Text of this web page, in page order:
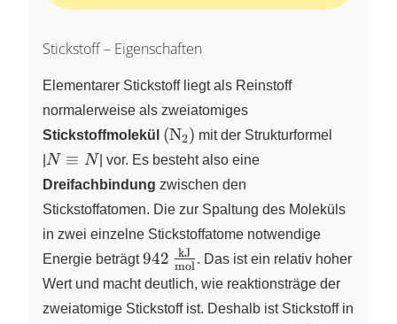
Stickstoff – Eigenschaften
Elementarer Stickstoff liegt als Reinstoff
normalerweise als zweiatomiges
Stickstoffmolekül \left(
\ce{N2}
(NX
2) mit der Strukturformel
N \equiv N
N ≡ N vor. Es besteht also eine
Dreifachbindung zwischen den
Stickstoffatomen. Die zur Spaltung des Moleküls
in zwei einzelne Stickstoffatome notwendige
Energie beträgt942\,\frac{\text{kJ}}
{\text{mol}}
942 mol
kJ . Das ist ein relativ hoher
Wert und macht deutlich, wie reaktionsträge der
zweiatomige Stickstoff ist. Deshalb ist Stickstoff in